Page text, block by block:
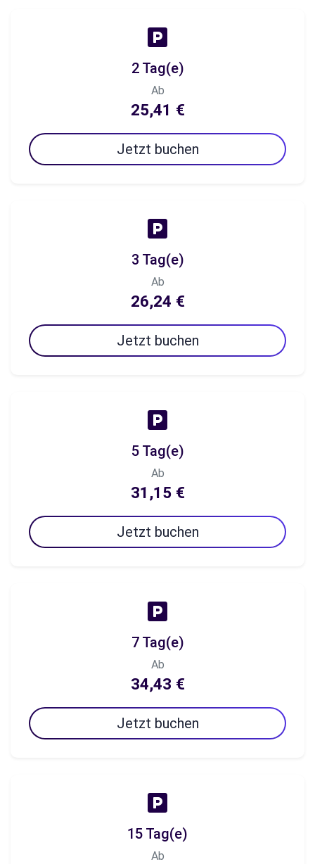
2 Tag(e)
Ab
25,41 €
Jetzt buchen
3 Tag(e)
Ab
26,24 €
Jetzt buchen
5 Tag(e)
Ab
31,15 €
Jetzt buchen
7 Tag(e)
Ab
34,43 €
Jetzt buchen
15 Tag(e)
Ab